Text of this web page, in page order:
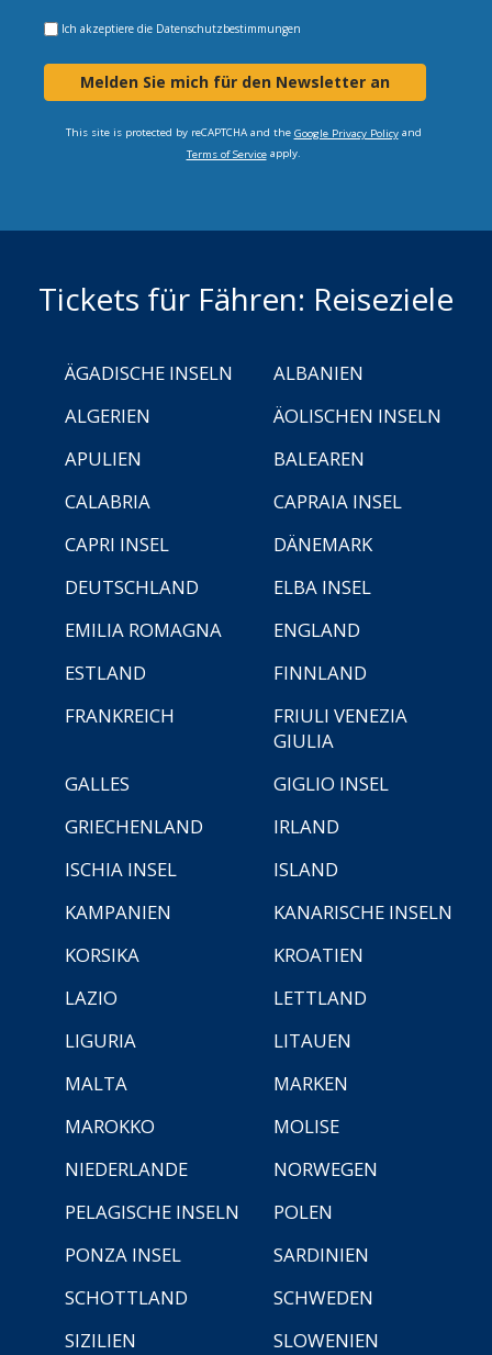
Ich akzeptiere die Datenschutzbestimmungen
Melden Sie mich für den Newsletter an
This site is protected by reCAPTCHA and the Google Privacy Policyand
Terms of Serviceapply.
Tickets für Fähren: Reiseziele
ÄGADISCHE INSELN
ALBANIEN
ALGERIEN
ÄOLISCHEN INSELN
APULIEN
BALEAREN
CALABRIA
CAPRAIA INSEL
CAPRI INSEL
DÄNEMARK
DEUTSCHLAND
ELBA INSEL
EMILIA ROMAGNA
ENGLAND
ESTLAND
FINNLAND
FRANKREICH
FRIULI VENEZIA
GIULIA
GALLES
GIGLIO INSEL
GRIECHENLAND
IRLAND
ISCHIA INSEL
ISLAND
KAMPANIEN
KANARISCHE INSELN
KORSIKA
KROATIEN
LAZIO
LETTLAND
LIGURIA
LITAUEN
MALTA
MARKEN
MAROKKO
MOLISE
NIEDERLANDE
NORWEGEN
PELAGISCHE INSELN
POLEN
PONZA INSEL
SARDINIEN
SCHOTTLAND
SCHWEDEN
SIZILIEN
SLOWENIEN